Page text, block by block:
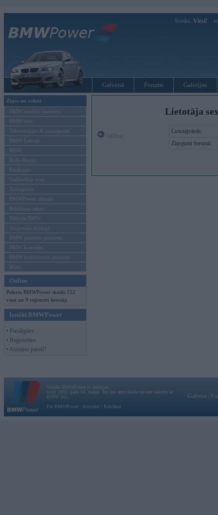
Sveiks, Viesi!
Galvenā Forums Galerijas
Ziņas un raksti
BMW modeļu jaunumi
BMW testi
Tehnoloģijas & sasniegumi
BMW Latvijā
MINI
Rolls-Royce
Pasākumi
Vadāmības tests
Autosports
BMWPower aktuāli
Reklāmas raksti
Mēneša BMW
Sērijveida tūnings
BMW pasaules jaunumi
BMW koncepti
BMW konkurentu jaunumi
Moto
Online
Pašreiz BMWPower skatās 152
viesi un 9 reģistrēti lietotāji.
Ienākt BMWPower
• Pieslēgties
• Reģistrēties
• Aizmirsi paroli?
Lietotāja
Lietotājvārds:
Ziņojumi forumā:
Vortāls BMWPower.lv darbojas
kopš 2002. gada 14. maija. Tas nav auto klubs un nav saistīts ar
BMW AG.
Par BMWPower
Kontakti Reklāma
Galvena